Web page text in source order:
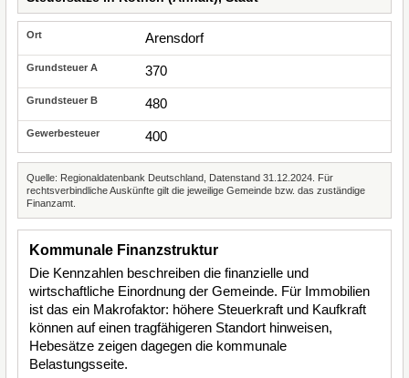
Arensdorf
370
480
400
Quelle: Regionaldatenbank Deutschland, Datenstand 31.12.2024. Für
rechtsverbindliche Auskünfte gilt die jeweilige Gemeinde bzw. das zuständige
Finanzamt.
Kommunale Finanzstruktur
Die Kennzahlen beschreiben die finanzielle und
wirtschaftliche Einordnung der Gemeinde. Für Immobilien
ist das ein Makrofaktor: höhere Steuerkraft und Kaufkraft
können auf einen tragfähigeren Standort hinweisen,
Hebesätze zeigen dagegen die kommunale
Belastungsseite.